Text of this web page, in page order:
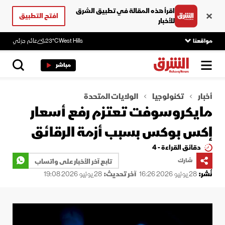
اقرأ هذه المقالة في تطبيق الشرق
للأخبار
افتح التطبيق
مواقعنا West Hills
23°C غائم جزئي
مباشر
أخبار تكنولوجيا الولايات المتحدة
مايكروسوفت تعتزم رفع أسعار
إكس بوكس بسبب أزمة الرقائق
دقائق القراءة - 4
شارك
تابع آخر الأخبار على واتساب
نُشر:28 يونيو 2026 16:26 آخر تحديث:28 يونيو 2026 19:08